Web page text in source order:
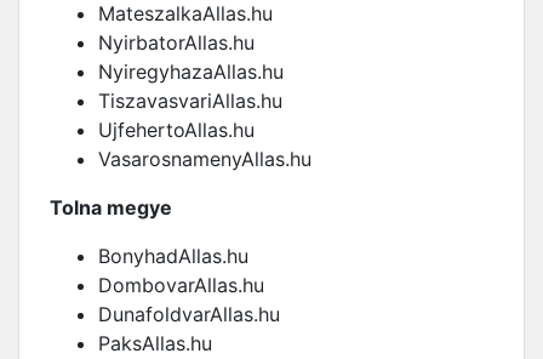
MateszalkaAllas.hu
NyirbatorAllas.hu
NyiregyhazaAllas.hu
TiszavasvariAllas.hu
UjfehertoAllas.hu
VasarosnamenyAllas.hu
Tolna megye
BonyhadAllas.hu
DombovarAllas.hu
DunafoldvarAllas.hu
PaksAllas.hu